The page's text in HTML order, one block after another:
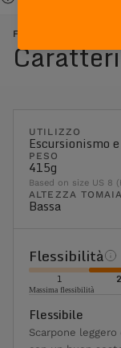
FREE BLAST
UTILIZZO
Escursionismo
PESO
415g
Based on size US 8
ALTEZZA TOMAIA
Bassa
Flessibilità
1 2
Massima flessibilità
Flessibile
Scarpone